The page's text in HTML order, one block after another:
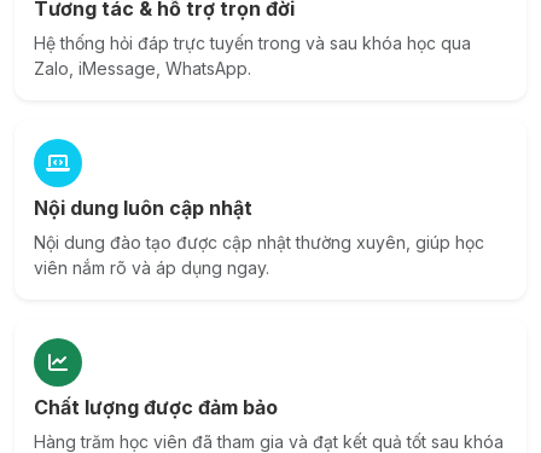
Tương tác & hỗ trợ trọn đời
Hệ thống hỏi đáp trực tuyến trong và sau khóa học qua
Zalo, iMessage, WhatsApp.
Nội dung luôn cập nhật
Nội dung đào tạo được cập nhật thường xuyên, giúp học
viên nắm rõ và áp dụng ngay.
Chất lượng được đảm bảo
Hàng trăm học viên đã tham gia và đạt kết quả tốt sau khóa